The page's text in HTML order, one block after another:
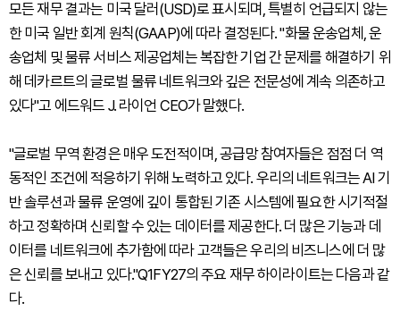
모든 재무 결과는 미국 달러(USD)로 표시되며, 특별히 언급되지 않는
한 미국 일반 회계 원칙(GAAP)에 따라 결정된다. "화물 운송업체, 운
송업체 및 물류 서비스 제공업체는 복잡한 기업 간 문제를 해결하기 위
해 데카르트의 글로벌 물류 네트워크와 깊은 전문성에 계속 의존하고
있다"고 에드워드 J. 라이언 CEO가 말했다.
"글로벌 무역 환경은 매우 도전적이며, 공급망 참여자들은 점점 더 역
동적인 조건에 적응하기 위해 노력하고 있다. 우리의 네트워크는 AI 기
반 솔루션과 물류 운영에 깊이 통합된 기존 시스템에 필요한 시기적절
하고 정확하며 신뢰할 수 있는 데이터를 제공한다. 더 많은 기능과 데
이터를 네트워크에 추가함에 따라 고객들은 우리의 비즈니스에 더 많
은 신뢰를 보내고 있다."Q1FY27의 주요 재무 하이라이트는 다음과 같
다.